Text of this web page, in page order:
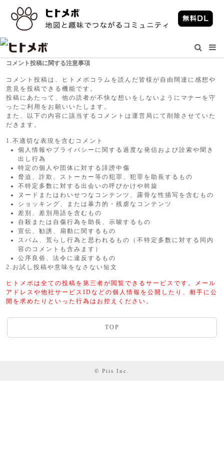
コメント投稿に関する注意事項
コメント投稿は、ヒトメボコラムを読んだ皆様が自由闊達に感想や
意見を投稿できる機能です。
投稿にあたって、他の読者が不快な想いをしないようにマナーを守
ったご利用をお願いいたします。
また、以下の内容に該当するコメントは運営局にて削除させていた
だきます。
1.不適切な表現を含むコメント
個人情報やプライバシーに関する過度な発信および詮索や聞き
出し行為
特定の個人や団体に対する誹謗中傷
脅迫、詐欺、ストーカー等の犯罪、犯罪を助長するもの
不特定多数に対する出会いの呼びかけや斡旋
ヌードまたはわいせつなコンテンツ、露骨な性描写を含むもの
ショッキング、または暴力的・残虐なコンテンツ
差別、差別用語を含むもの
自殺または自傷行為を助長、示唆するもの
宣伝、勧誘、扇動に関するもの
スパム、荒らし行為と思われるもの（不特定多数に対する同内
容のコメントも含みます）
公序良俗、法令に違反するもの
2.お試し投稿や意味をなさない短文
ヒトメボは全ての投稿を第三者が閲覧できるサービスです。メール
アドレスや他社サービスIDなどの個人情報を公開したり、相手に公
開を求めたりといった行為はお控えください。
TOP
© Piis Inc.